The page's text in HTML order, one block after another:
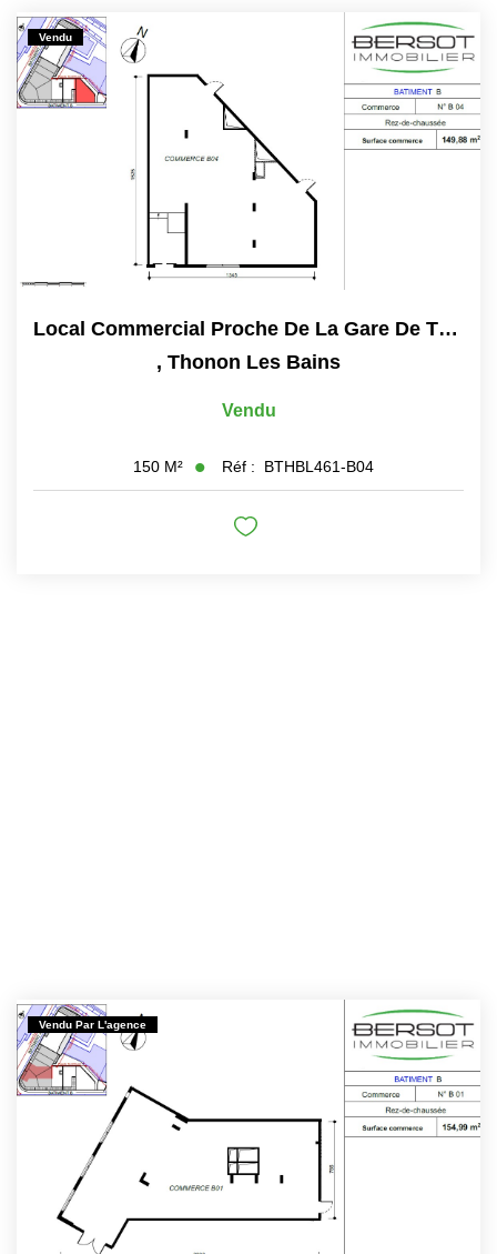
Vendu
Local Commercial Proche De La Gare De Thonon Les Bains.
, Thonon Les Bains
Vendu
150 M² Réf : BTHBL461-B04
Vendu Par L'agence